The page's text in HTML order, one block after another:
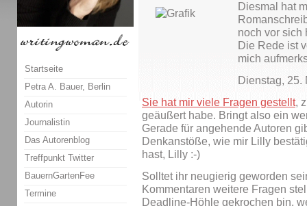
Diesmal hat
noch vor sich
Die Rede ist
mich
Dienstag, 25.
Sie hat mir viele Fragen gestellt,
geäußert habe. Bringt also ein
Gerade für angehende Autoren
Denkanstöße, wie mir Lilly
hast, Lilly :-)
Solltet ihr neugierig geworden
Kommentaren weitere Fragen
Deadline-Höhle gekrochen bin,
Startseite
Petra A. Bauer, Berlin
Autorin
Journalistin
Das Autorenblog
Treffpunkt Twitter
BauernGartenFee
Termine